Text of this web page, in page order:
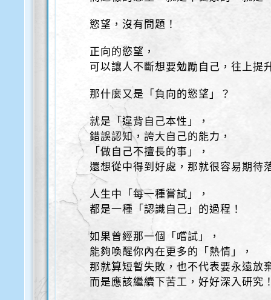
慾望，沒有問題！
正向的慾望，
可以讓人不斷想要勉勵自己，往上提
那什麼又是「負向的慾望」？
就是「違背自己本性」，
錯誤認知，誇大自己的能力，
「做自己不擅長的事」，
還想從中得到好處，那就很容易期待
人生中「每一種嘗試」，
都是一種「認識自己」的過程！
如果曾經那一個「嚐試」，
能夠喚醒你內在更多的「熱情」，
那就算短暫失敗，也不代表要永遠放
而是應該繼續下苦工，好好深入研究